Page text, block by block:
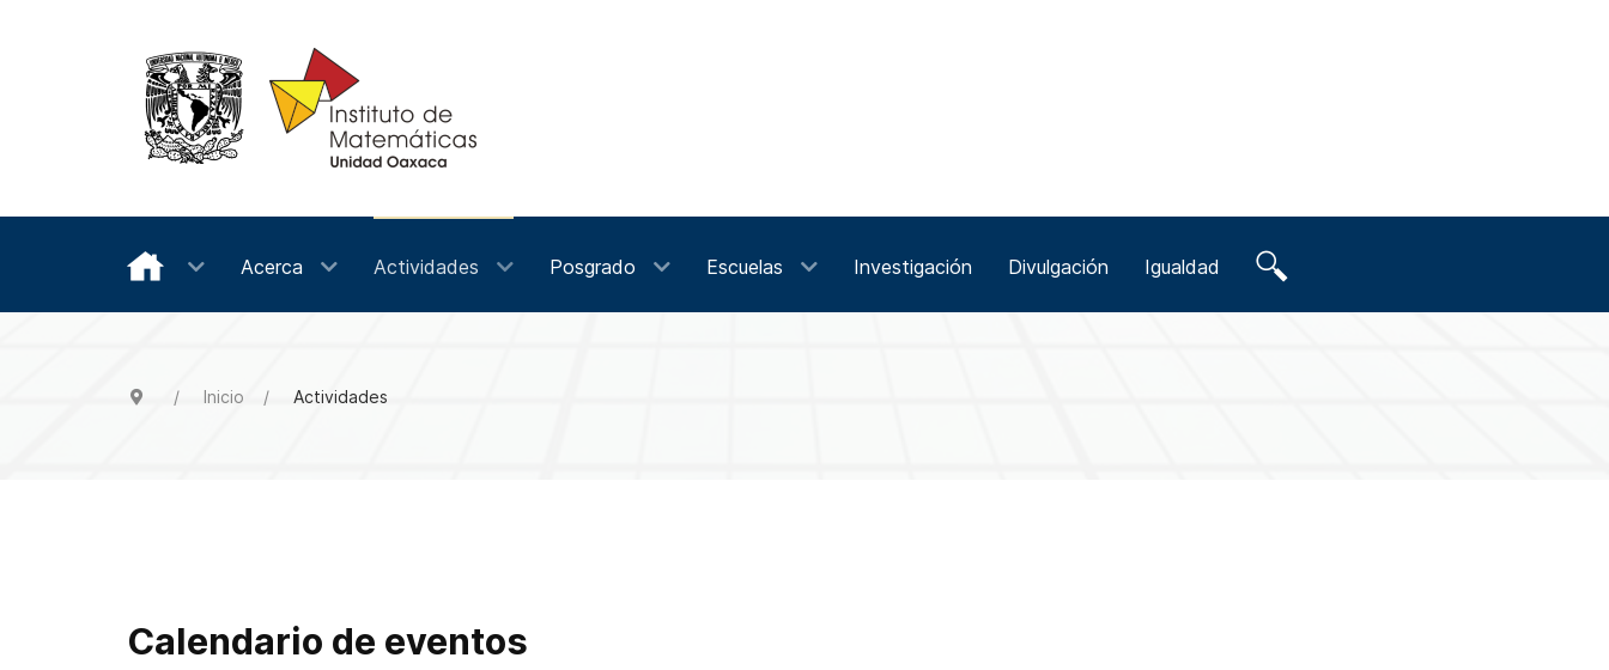
Acerca Actividades Posgrado Escuelas Investigación Divulgación Igualdad
Inicio Actividades
Calendario de eventos